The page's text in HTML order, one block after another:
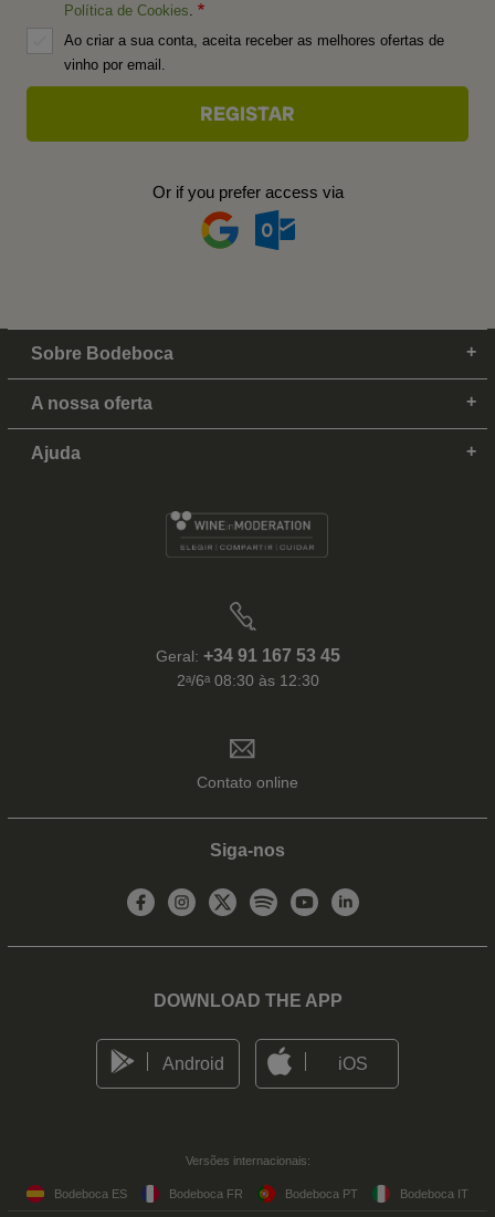
Política de Cookies
Ao criar a sua conta, aceita receber as melhores ofertas de
vinho por email.
Or if you prefer access via
Sobre Bodeboca
A nossa oferta
Ajuda
Geral: +34 91 167 53 45
2ᵃ/6ᵃ 08:30 às 12:30
Contato online
Siga-nos
DOWNLOAD THE APP
Android iOS
Versões internacionais:
Bodeboca ES Bodeboca FR Bodeboca PT Bodeboca IT